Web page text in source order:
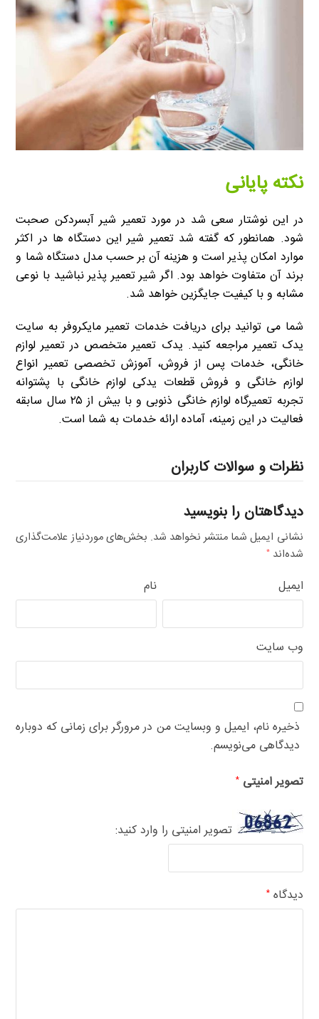
نکته پایانی
در این نوشتار سعی شد در مورد تعمیر شیر آبسردکن صحبت
شود. همانطور که گفته شد تعمیر شیر این دستگاه ها در اکثر
موارد امکان پذیر است و هزینه آن بر حسب مدل دستگاه شما و
برند آن متفاوت خواهد بود. اگر شیر تعمیر پذیر نباشید با نوعی
مشابه و با کیفیت جایگزین خواهد شد.
شما می توانید برای دریافت خدمات تعمیر مایکروفر به سایت
یدک تعمیر مراجعه کنید. یدک تعمیر متخصص در تعمیر لوازم
خانگی، خدمات پس از فروش، آموزش تخصصی تعمیر انواع
لوازم خانگی و فروش قطعات یدکی لوازم خانگی با پشتوانه
تجربه تعمیرگاه لوازم خانگی ذنوبی و با بیش از ۲۵ سال سابقه
فعالیت در این زمینه، آماده ارائه خدمات به شما است.
نظرات و سوالات کاربران
دیدگاهتان را بنویسید
نشانی ایمیل شما منتشر نخواهد شد. بخش‌های موردنیاز علامت‌گذاری
شده‌اند*
نام ایمیل
وب‌ سایت
ذخیره نام، ایمیل و وبسایت من در مرورگر برای زمانی که دوباره
دیدگاهی می‌نویسم.
تصویر امنیتی*
تصویر امنیتی را وارد کنید:
دیدگاه*